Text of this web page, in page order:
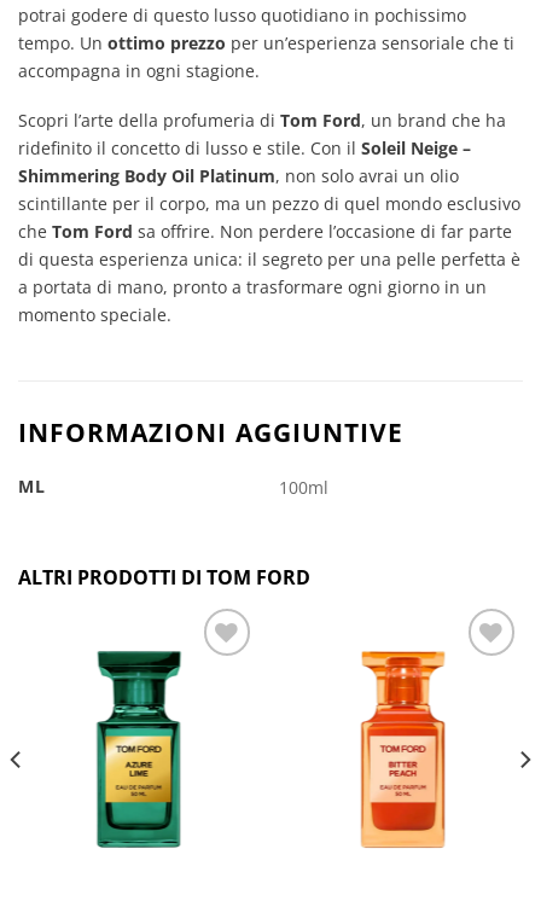
potrai godere di questo lusso quotidiano in pochissimo
tempo. Un ottimo prezzo per un’esperienza sensoriale che ti
accompagna in ogni stagione.
Scopri l’arte della profumeria di Tom Ford, un brand che ha
ridefinito il concetto di lusso e stile. Con il Soleil Neige –
Shimmering Body Oil Platinum, non solo avrai un olio
scintillante per il corpo, ma un pezzo di quel mondo esclusivo
che Tom Ford sa offrire. Non perdere l’occasione di far parte
di questa esperienza unica: il segreto per una pelle perfetta è
a portata di mano, pronto a trasformare ogni giorno in un
momento speciale.
INFORMAZIONI AGGIUNTIVE
ML 100ml
ALTRI PRODOTTI DI TOM FORD
Aggiungi